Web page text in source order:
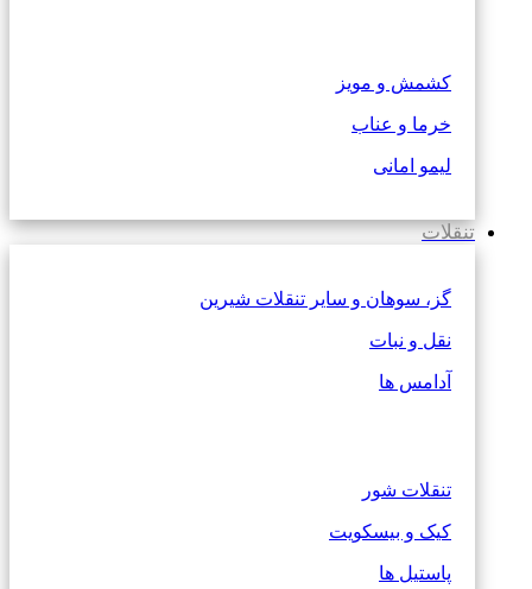
کشمش و مویز
خرما و عناب
لیمو امانی
تنقلات
گز، سوهان و سایر تنقلات شیرین
نقل و نبات
آدامس ها
تنقلات شور
کیک و بیسکویت
پاستیل ها